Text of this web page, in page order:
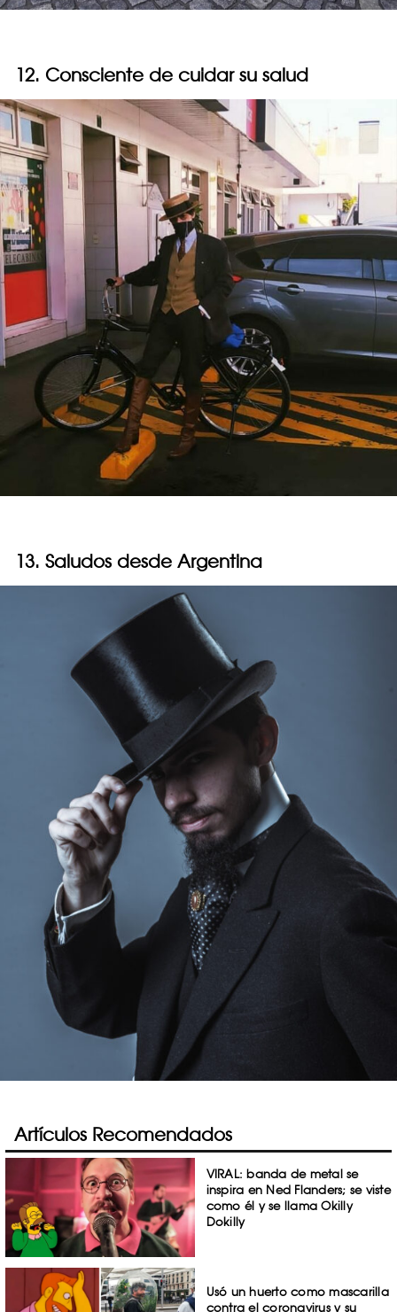
12. Consciente de cuidar su salud
13. Saludos desde Argentina
Artículos Recomendados
VIRAL: banda de metal se
inspira en Ned Flanders; se viste
como él y se llama Okilly
Dokilly
Usó un huerto como mascarilla
contra el coronavirus y su